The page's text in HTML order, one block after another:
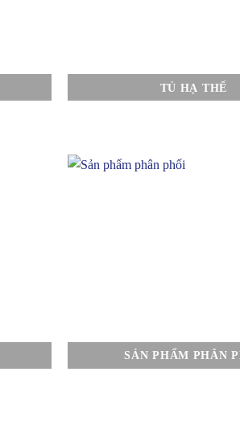
TỦ HẠ THẾ
SẢN PHẨM PHÂN